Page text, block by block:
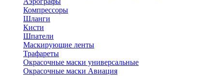
Компрессоры
Шланги
Кисти
Шпатели
Маскирующие ленты
Трафареты
Окрасочные маски универсальные
Окрасочные маски Авиация